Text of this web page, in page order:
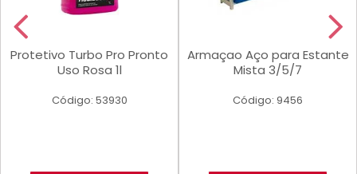
Protetivo Turbo Pro Pronto
Uso Rosa 1l
Código: 53930
Armaçao Aço para Estante
Mista 3/5/7
Código: 9456